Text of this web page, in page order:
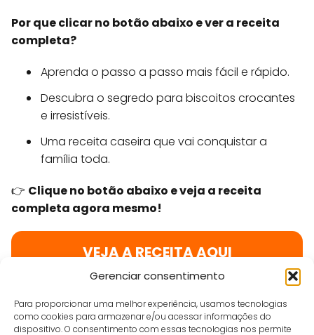
Gerenciar consentimento
Para proporcionar uma melhor experiência, usamos tecnologias
como cookies para armazenar e/ou acessar informações do
dispositivo. O consentimento com essas tecnologias nos permite
Por que clicar no botão abaixo e ver a receita
completa?
Aprenda o passo a passo mais fácil e rápido.
Descubra o segredo para biscoitos crocantes
e irresistíveis.
Uma receita caseira que vai conquistar a
família toda.
👉 Clique no botão abaixo e veja a receita
completa agora mesmo!
VEJA A RECEITA AQUI
Suelen Sampaio